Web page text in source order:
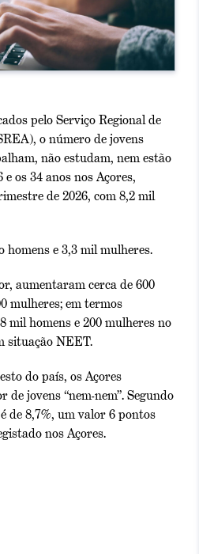
pelo Serviço Regional de
o número de jovens
não estudam, nem estão
os 34 anos nos Açores,
de 2026, com8,2 mil
homens e 3,3 mil mulheres.
aumentaram cerca de 600
mulheres; em termos
mil homens e 200 mulheres no
situação NEET.
do país, os Açores
jovens “nem-nem”.Segundo
de 8,7%, um valor 6 pontos
nos Açores.